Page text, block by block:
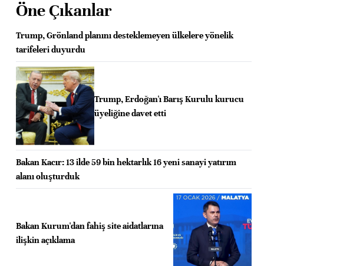
Öne Çıkanlar
Trump, Grönland planını desteklemeyen ülkelere yönelik
tarifeleri duyurdu
Trump, Erdoğan'ı Barış Kurulu kurucu
üyeliğine davet etti
Bakan Kacır: 13 ilde 59 bin hektarlık 16 yeni sanayi yatırım
alanı oluşturduk
Bakan Kurum'dan fahiş site aidatlarına
ilişkin açıklama